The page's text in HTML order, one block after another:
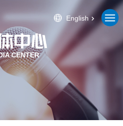
English
CENTER